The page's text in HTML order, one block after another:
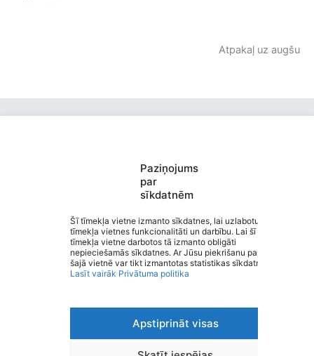
Paziņojums
par
sīkdatnēm
Šī tīmekļa vietne izmanto sīkdatnes, lai uzlabotu
tīmekļa vietnes funkcionalitāti un darbību. Lai šī
tīmekļa vietne darbotos tā izmanto obligāti
nepieciešamās sīkdatnes. Ar Jūsu piekrišanu papildus
šajā vietnē var tikt izmantotas statistikas sīkdatnes.
Lasīt vairāk Privātuma politika
Apstiprināt visas
Atpakaļ uz augšu
Burtnieku Ausekļa pamatskola
Privātuma politika